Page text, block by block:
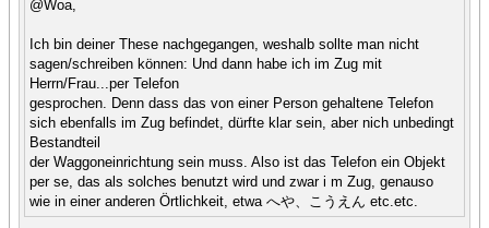
@Woa,
Ich bin deiner These nachgegangen, weshalb sollte man nicht
sagen/schreiben können: Und dann habe ich im Zug mit
Herrn/Frau...per Telefon
gesprochen. Denn dass das von einer Person gehaltene Telefon
sich ebenfalls im Zug befindet, dürfte klar sein, aber nich unbedingt
Bestandteil
der Waggoneinrichtung sein muss. Also ist das Telefon ein Objekt
per se, das als solches benutzt wird und zwar i m Zug, genauso
wie in einer anderen Örtlichkeit, etwa へや、こうえん etc.etc.